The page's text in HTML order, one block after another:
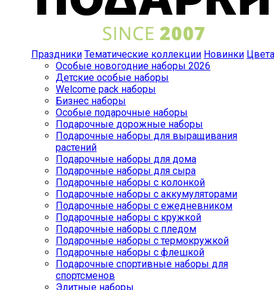
Праздники Тематические коллекции Новинки Цвета
Особые новогодние наборы 2026
Детские особые наборы
Welcome pack наборы
Бизнес наборы
Особые подарочные наборы
Подарочные дорожные наборы
Подарочные наборы для выращивания
растений
Подарочные наборы для дома
Подарочные наборы для сыра
Подарочные наборы с колонкой
Подарочные наборы с аккумуляторами
Подарочные наборы с ежедневником
Подарочные наборы с кружкой
Подарочные наборы с пледом
Подарочные наборы с термокружкой
Подарочные наборы с флешкой
Подарочные спортивные наборы для
спортсменов
Элитные наборы